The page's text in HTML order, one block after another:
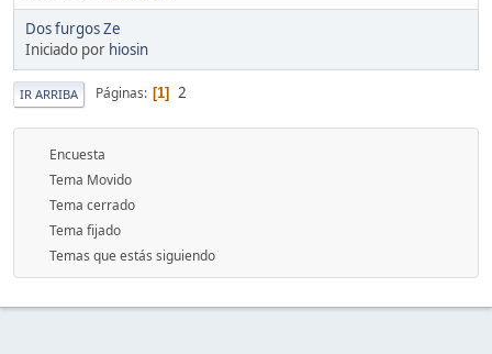
Dos furgos Ze
Iniciado por hiosin
IR ARRIBA Páginas 1 2
Encuesta
Tema Movido
Tema cerrado
Tema fijado
Temas que estás siguiendo